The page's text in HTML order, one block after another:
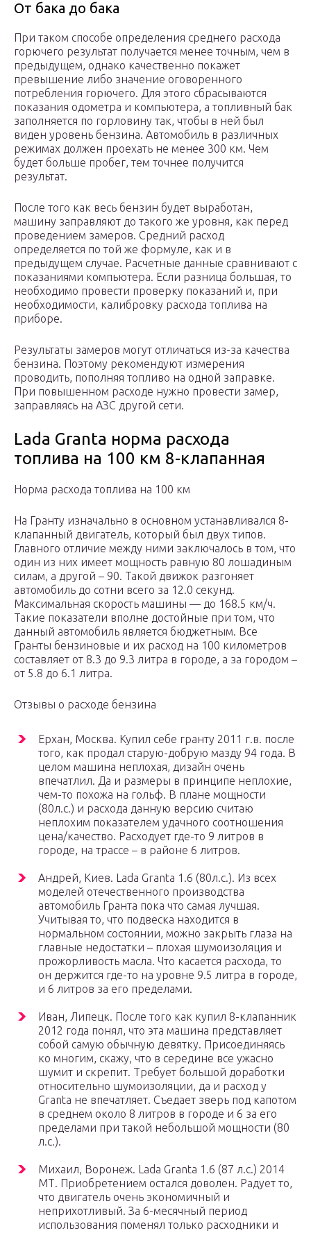
От бака до бака
При таком способе определения среднего расхода
горючего результат получается менее точным, чем в
предыдущем, однако качественно покажет
превышение либо значение оговоренного
потребления горючего. Для этого сбрасываются
показания одометра и компьютера, а топливный бак
заполняется по горловину так, чтобы в ней был
виден уровень бензина. Автомобиль в различных
режимах должен проехать не менее 300 км. Чем
будет больше пробег, тем точнее получится
результат.
После того как весь бензин будет выработан,
машину заправляют до такого же уровня, как перед
проведением замеров. Средний расход
определяется по той же формуле, как и в
предыдущем случае. Расчетные данные сравнивают с
показаниями компьютера. Если разница большая, то
необходимо провести проверку показаний и, при
необходимости, калибровку расхода топлива на
приборе.
Результаты замеров могут отличаться из-за качества
бензина. Поэтому рекомендуют измерения
проводить, пополняя топливо на одной заправке.
При повышенном расходе нужно провести замер,
заправляясь на АЗС другой сети.
Lada Granta норма расхода
топлива на 100 км 8-клапанная
Норма расхода топлива на 100 км
На Гранту изначально в основном устанавливался 8-
клапанный двигатель, который был двух типов.
Главного отличие между ними заключалось в том, что
один из них имеет мощность равную 80 лошадиным
силам, а другой – 90. Такой движок разгоняет
автомобиль до сотни всего за 12.0 секунд.
Максимальная скорость машины — до 168.5 км/ч.
Такие показатели вполне достойные при том, что
данный автомобиль является бюджетным. Все
Гранты бензиновые и их расход на 100 километров
составляет от 8.3 до 9.3 литра в городе, а за городом –
от 5.8 до 6.1 литра.
Отзывы о расходе бензина
Ерхан, Москва. Купил себе гранту 2011 г.в. после
того, как продал старую-добрую мазду 94 года. В
целом машина неплохая, дизайн очень
впечатлил. Да и размеры в принципе неплохие,
чем-то похожа на гольф. В плане мощности
(80л.с.) и расхода данную версию считаю
неплохим показателем удачного соотношения
цена/качество. Расходует где-то 9 литров в
городе, на трассе – в районе 6 литров.
Андрей, Киев. Lada Granta 1.6 (80л.с.). Из всех
моделей отечественного производства
автомобиль Гранта пока что самая лучшая.
Учитывая то, что подвеска находится в
нормальном состоянии, можно закрыть глаза на
главные недостатки – плохая шумоизоляция и
прожорливость масла. Что касается расхода, то
он держится где-то на уровне 9.5 литра в городе,
и 6 литров за его пределами.
Иван, Липецк. После того как купил 8-клапанник
2012 года понял, что эта машина представляет
собой самую обычную девятку. Присоединяясь
ко многим, скажу, что в середине все ужасно
шумит и скрепит. Требует большой доработки
относительно шумоизоляции, да и расход у
Granta не впечатляет. Съедает зверь под капотом
в среднем около 8 литров в городе и 6 за его
пределами при такой небольшой мощности (80
л.с.).
Михаил, Воронеж. Lada Granta 1.6 (87 л.с.) 2014
МТ. Приобретением остался доволен. Радует то,
что двигатель очень экономичный и
неприхотливый. За 6-месячный период
использования поменял только расходники и